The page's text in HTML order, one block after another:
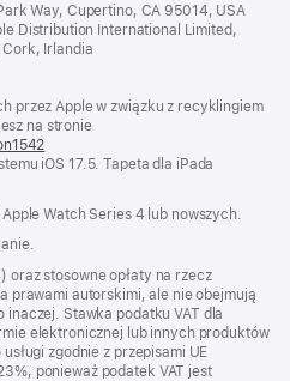
Way, Cupertino, CA 95014, USA
Distribution International Limited,
Irlandia
przez Apple w związku z recyklingiem
na stronie
się
iOS 17.5. Tapeta dla iPada
Watch Series 4 lub nowszych.
oraz stosowne opłaty na rzecz
prawami autorskimi, ale nie obejmują
inaczej. Stawka podatku VAT dla
elektronicznej lub innych produktów
zgodnie z przepisami UE
ponieważ podatek VAT jest